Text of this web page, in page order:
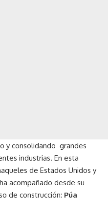
y consolidando grandes
industrias. En esta
de Estados Unidos y
acompañado desde su
de construcción: Púa